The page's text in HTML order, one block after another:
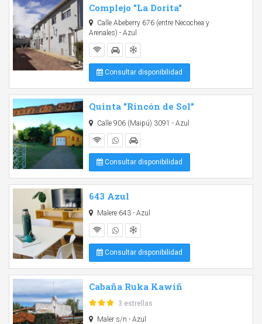
Complejo "La Dorita"
Calle Abeberry 676 (entre Necochea y
Arenales) - Azul
Consultar disponibilidad
Quinta "Rincón de Sol"
Calle 906 (Maipú) 3091 - Azul
Consultar disponibilidad
643 Azul
Malere 643 - Azul
Consultar disponibilidad
Cabaña Ruka Kawiñ
3 estrellas
Maler s/n - Azul